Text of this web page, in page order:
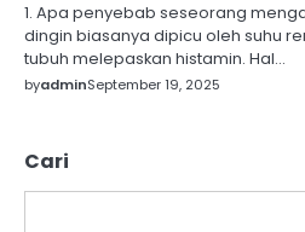
1. Apa penyebab seseorang
dingin biasanya dipicu oleh suhu
tubuh melepaskan histamin. Hal…
byadminSeptember 19, 2025
Cari